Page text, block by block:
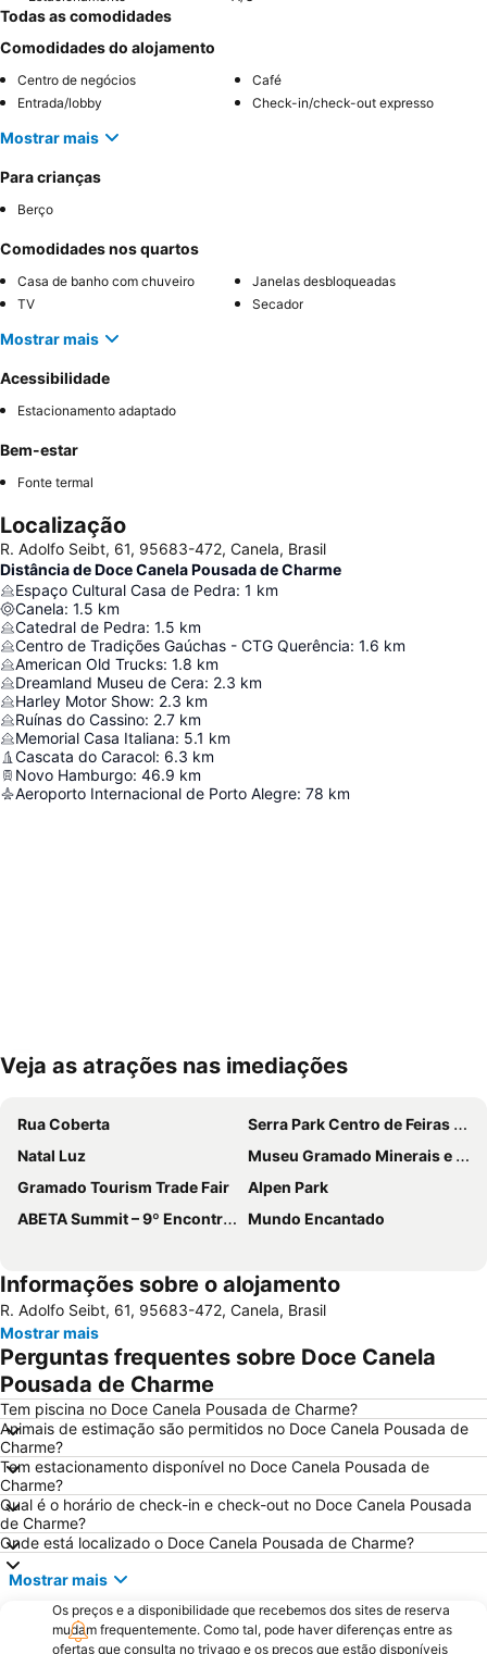
Todas as comodidades
Comodidades do alojamento
Centro de negócios
Café
Entrada/lobby
Check-in/check-out expresso
Mostrar mais
Para crianças
Berço
Comodidades nos quartos
Casa de banho com chuveiro
Janelas desbloqueadas
TV
Secador
Mostrar mais
Acessibilidade
Estacionamento adaptado
Bem-estar
Fonte termal
Localização
R. Adolfo Seibt, 61, 95683-472, Canela, Brasil
Distância de Doce Canela Pousada de Charme
Espaço Cultural Casa de Pedra: 1 km
Canela: 1.5 km
Catedral de Pedra: 1.5 km
Centro de Tradições Gaúchas - CTG Querência: 1.6 km
American Old Trucks: 1.8 km
Dreamland Museu de Cera: 2.3 km
Harley Motor Show: 2.3 km
Ruínas do Cassino: 2.7 km
Memorial Casa Italiana: 5.1 km
Cascata do Caracol: 6.3 km
Novo Hamburgo: 46.9 km
Aeroporto Internacional de Porto Alegre: 78 km
Ampliar mapa
Veja as atrações nas imediações
Rua Coberta
Serra Park Centro de Feiras e Eventos
Natal Luz
Museu Gramado Minerais e Pedras Preciosas
Gramado Tourism Trade Fair
Alpen Park
ABETA Summit – 9º Encontro Brasileiro de Ecoturismo e Turismo de Aventura
Mundo Encantado
Informações sobre o alojamento
R. Adolfo Seibt, 61, 95683-472, Canela, Brasil
Mostrar mais
Perguntas frequentes sobre Doce Canela
Pousada de Charme
Tem piscina no Doce Canela Pousada de Charme?
Animais de estimação são permitidos no Doce Canela Pousada de
Charme?
Tem estacionamento disponível no Doce Canela Pousada de
Charme?
Qual é o horário de check-in e check-out no Doce Canela Pousada
de Charme?
Onde está localizado o Doce Canela Pousada de Charme?
Mostrar mais
Os preços e a disponibilidade que recebemos dos sites de reserva
mudam frequentemente. Como tal, pode haver diferenças entre as
ofertas que consulta no trivago e os preços que estão disponíveis